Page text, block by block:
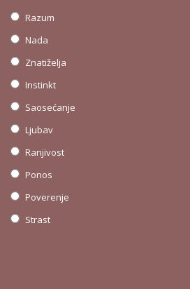
Razum
Nada
Znatiželja
Instinkt
Saosećanje
Ljubav
Ranjivost
Ponos
Poverenje
Strast